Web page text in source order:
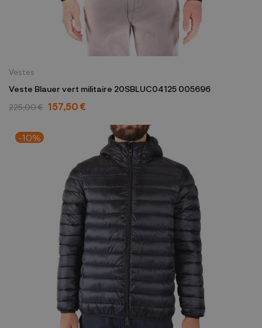
Vestes
Veste Blauer vert militaire 20SBLUC04125 005696
225,00 € 157,50 €
-10%